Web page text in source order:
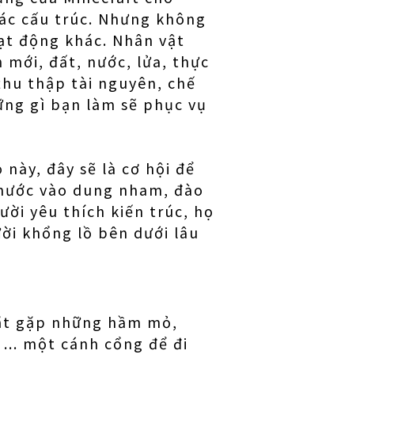
cấu trúc. Nhưng không
động khác. Nhân vật
mới, đất, nước, lửa, thực
thập tài nguyên, chế
gì bạn làm sẽ phục vụ
đây sẽ là cơ hội để
vào dung nham, đào
yêu thích kiến ​​trúc, họ
khổng lồ bên dưới lâu
gặp những hầm mỏ,
một cánh cổng để đi